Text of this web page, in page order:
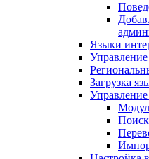
Языки
Загрузка